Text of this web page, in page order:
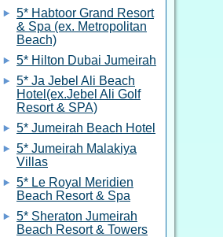
5* Habtoor Grand Resort
& Spa (ex. Metropolitan
Beach)
5* Hilton Dubai Jumeirah
5* Ja Jebel Ali Beach
Hotel(ex.Jebel Ali Golf
Resort & SPA)
5* Jumeirah Beach Hotel
5* Jumeirah Malakiya
Villas
5* Le Royal Meridien
Beach Resort & Spa
5* Sheraton Jumeirah
Beach Resort & Towers